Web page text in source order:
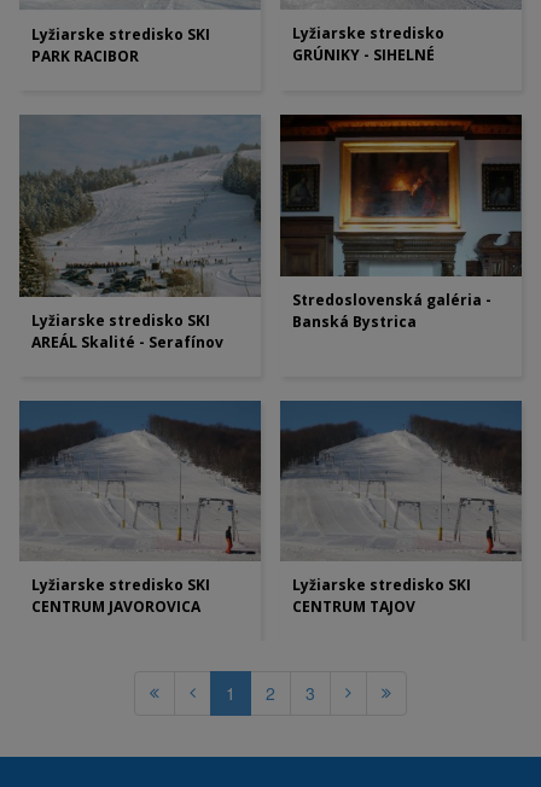
Lyžiarske stredisko SKI
PARK RACIBOR
Lyžiarske stredisko
GRÚNIKY - SIHELNÉ
Lyžiarske stredisko SKI
AREÁL Skalité - Serafínov
Stredoslovenská galéria -
Banská Bystrica
Lyžiarske stredisko SKI
CENTRUM JAVOROVICA
Lyžiarske stredisko SKI
CENTRUM TAJOV
1 2 3